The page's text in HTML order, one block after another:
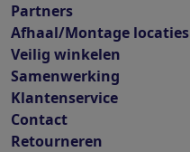
Partners
Afhaal/Montage locaties
Veilig winkelen
Samenwerking
Klantenservice
Contact
Retourneren